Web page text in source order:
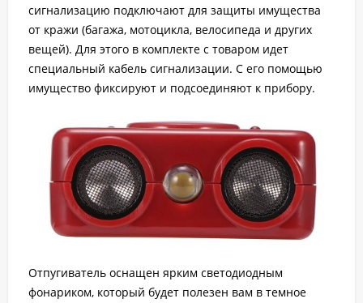
сигнализацию подключают для защиты имущества
от кражи (багажа, мотоцикла, велосипеда и других
вещей). Для этого в комплекте с товаром идет
специальный кабель сигнализации. С его помощью
имущество фиксируют и подсоединяют к прибору.
Отпугиватель оснащен ярким светодиодным
фонариком, который будет полезен вам в темное